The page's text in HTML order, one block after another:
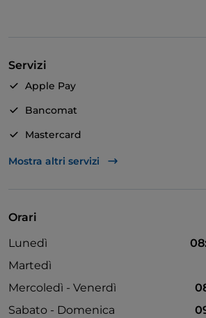
Servizi
Apple Pay
Bancomat
Mastercard
TheFork PAY
Si parla inglese
Si parla francese
Mostra altri servizi
Orari
Lunedì
Martedì
Mercoledì - Venerdì
Sabato - Domenica